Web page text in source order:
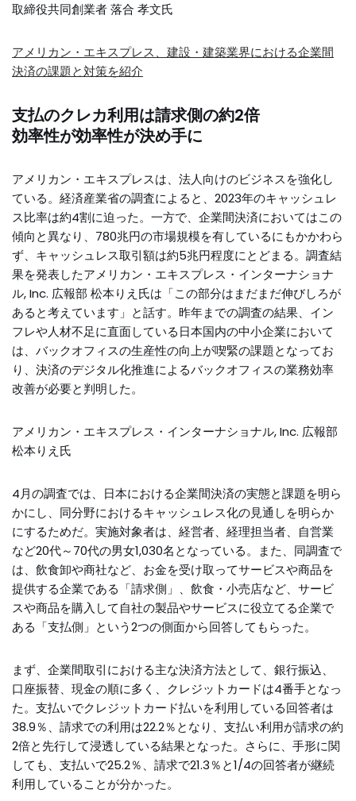
取締役共同創業者 落合 孝文氏
アメリカン・エキスプレス、建設・建築業界における企業間
決済の課題と対策を紹介
支払のクレカ利用は請求側の約2倍
効率性が効率性が決め手に
アメリカン・エキスプレスは、法人向けのビジネスを強化し
ている。経済産業省の調査によると、2023年のキャッシュレ
ス比率は約4割に迫った。一方で、企業間決済においてはこの
傾向と異なり、780兆円の市場規模を有しているにもかかわら
ず、キャッシュレス取引額は約5兆円程度にとどまる。調査結
果を発表したアメリカン・エキスプレス・インターナショナ
ル, Inc. 広報部 松本りえ氏は「この部分はまだまだ伸びしろが
あると考えています」と話す。昨年までの調査の結果、イン
フレや人材不足に直面している日本国内の中小企業において
は、バックオフィスの生産性の向上が喫緊の課題となってお
り、決済のデジタル化推進によるバックオフィスの業務効率
改善が必要と判明した。
アメリカン・エキスプレス・インターナショナル, Inc. 広報部
松本りえ氏
4月の調査では、日本における企業間決済の実態と課題を明ら
かにし、同分野におけるキャッシュレス化の見通しを明らか
にするためだ。実施対象者は、経営者、経理担当者、自営業
など20代～70代の男女1,030名となっている。また、同調査で
は、飲食卸や商社など、お金を受け取ってサービスや商品を
提供する企業である「請求側」、飲食・小売店など、サービ
スや商品を購入して自社の製品やサービスに役立てる企業で
ある「支払側」という2つの側面から回答してもらった。
まず、企業間取引における主な決済方法として、銀行振込、
口座振替、現金の順に多く、クレジットカードは4番手となっ
た。支払いでクレジットカード払いを利用している回答者は
38.9％、請求での利用は22.2％となり、支払い利用が請求の約
2倍と先行して浸透している結果となった。さらに、手形に関
しても、支払いで25.2％、請求で21.3％と1/4の回答者が継続
利用していることが分かった。